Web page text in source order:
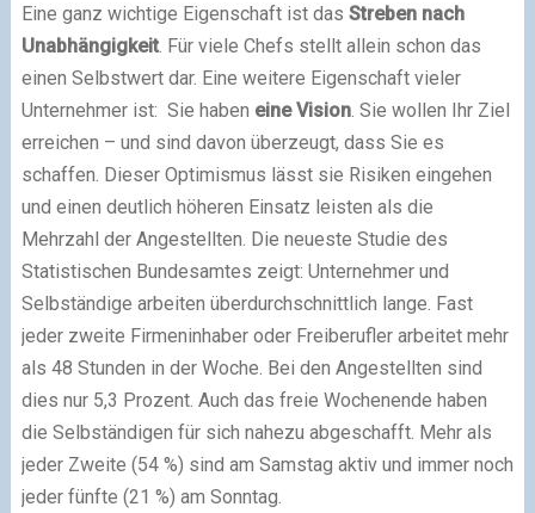
Eine ganz wichtige Eigenschaft ist das Streben nach
Unabhängigkeit. Für viele Chefs stellt allein schon das
einen Selbstwert dar. Eine weitere Eigenschaft vieler
Unternehmer ist: Sie haben eine Vision. Sie wollen Ihr Ziel
erreichen – und sind davon überzeugt, dass Sie es
schaffen. Dieser Optimismus lässt sie Risiken eingehen
und einen deutlich höheren Einsatz leisten als die
Mehrzahl der Angestellten. Die neueste Studie des
Statistischen Bundesamtes zeigt: Unternehmer und
Selbständige arbeiten überdurchschnittlich lange. Fast
jeder zweite Firmeninhaber oder Freiberufler arbeitet mehr
als 48 Stunden in der Woche. Bei den Angestellten sind
dies nur 5,3 Prozent. Auch das freie Wochenende haben
die Selbständigen für sich nahezu abgeschafft. Mehr als
jeder Zweite (54 %) sind am Samstag aktiv und immer noch
jeder fünfte (21 %) am Sonntag.